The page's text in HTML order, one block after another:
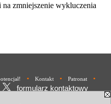
zmniejszenie wykluczenia
• Kontakt • Patronat •
formularz kontaktowy